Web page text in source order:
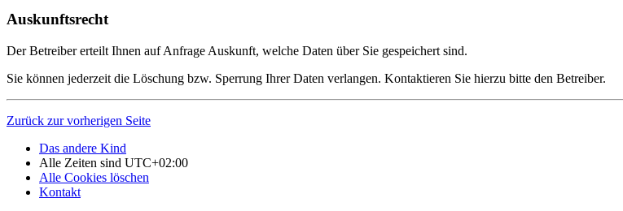
Auskunftsrecht
Der Betreiber erteilt Ihnen auf Anfrage Auskunft, welche Daten über Sie gespeichert sind.
Sie können jederzeit die Löschung bzw. Sperrung Ihrer Daten verlangen. Kontaktieren Sie hierzu bitte den Betreiber.
Zurück zur vorherigen Seite
Das andere Kind
Alle Zeiten sind UTC+02:00
Alle Cookies löschen
Kontakt